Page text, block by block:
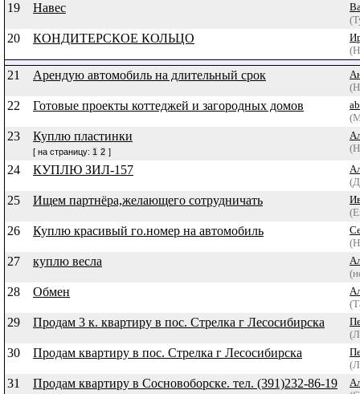
19 Навес
20 КОНДИТЕРСКОЕ КОЛЬЦО
21 Арендую автомобиль на длительный срок
22 Готовые проекты коттеджей и загородных домов
23 Куплю пластинки
[ на страницу: 1 2 ]
24 КУПЛЮ ЗИЛ-157
25 Ищем партнёра,желающего сотрудничать
26 Куплю красивый го.номер на автомобиль
27 куплю весла
28 Обмен
29 Продам 3 к. квартиру в пос. Стрелка г Лесосибирска
30 Продам квартиру в пос. Стрелка г Лесосибирска
31 Продам квартиру в Сосновоборске. тел. (391)232-86-19